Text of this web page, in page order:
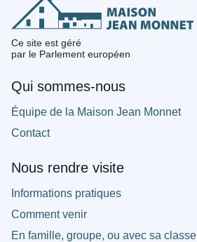
Ce site est géré
par le Parlement européen
Qui sommes-nous
Équipe de la Maison Jean Monnet
Contact
Nous rendre visite
Informations pratiques
Comment venir
En famille, groupe, ou avec sa classe